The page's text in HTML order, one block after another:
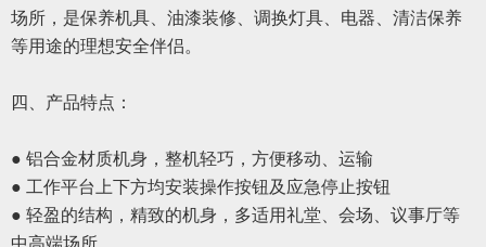
场所，是保养机具、油漆装修、调换灯具、电器、清洁保养
等用途的理想安全伴侣。
四、 产品特点：
● 铝合金材质机身，整机轻巧，方便移动、运输
● 工作平台上下方均安装操作按钮及应急停止按钮
● 轻盈的结构，精致的机身，多适用礼堂、会场、议事厅等
中高端场所